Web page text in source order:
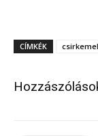
CÍMKÉK